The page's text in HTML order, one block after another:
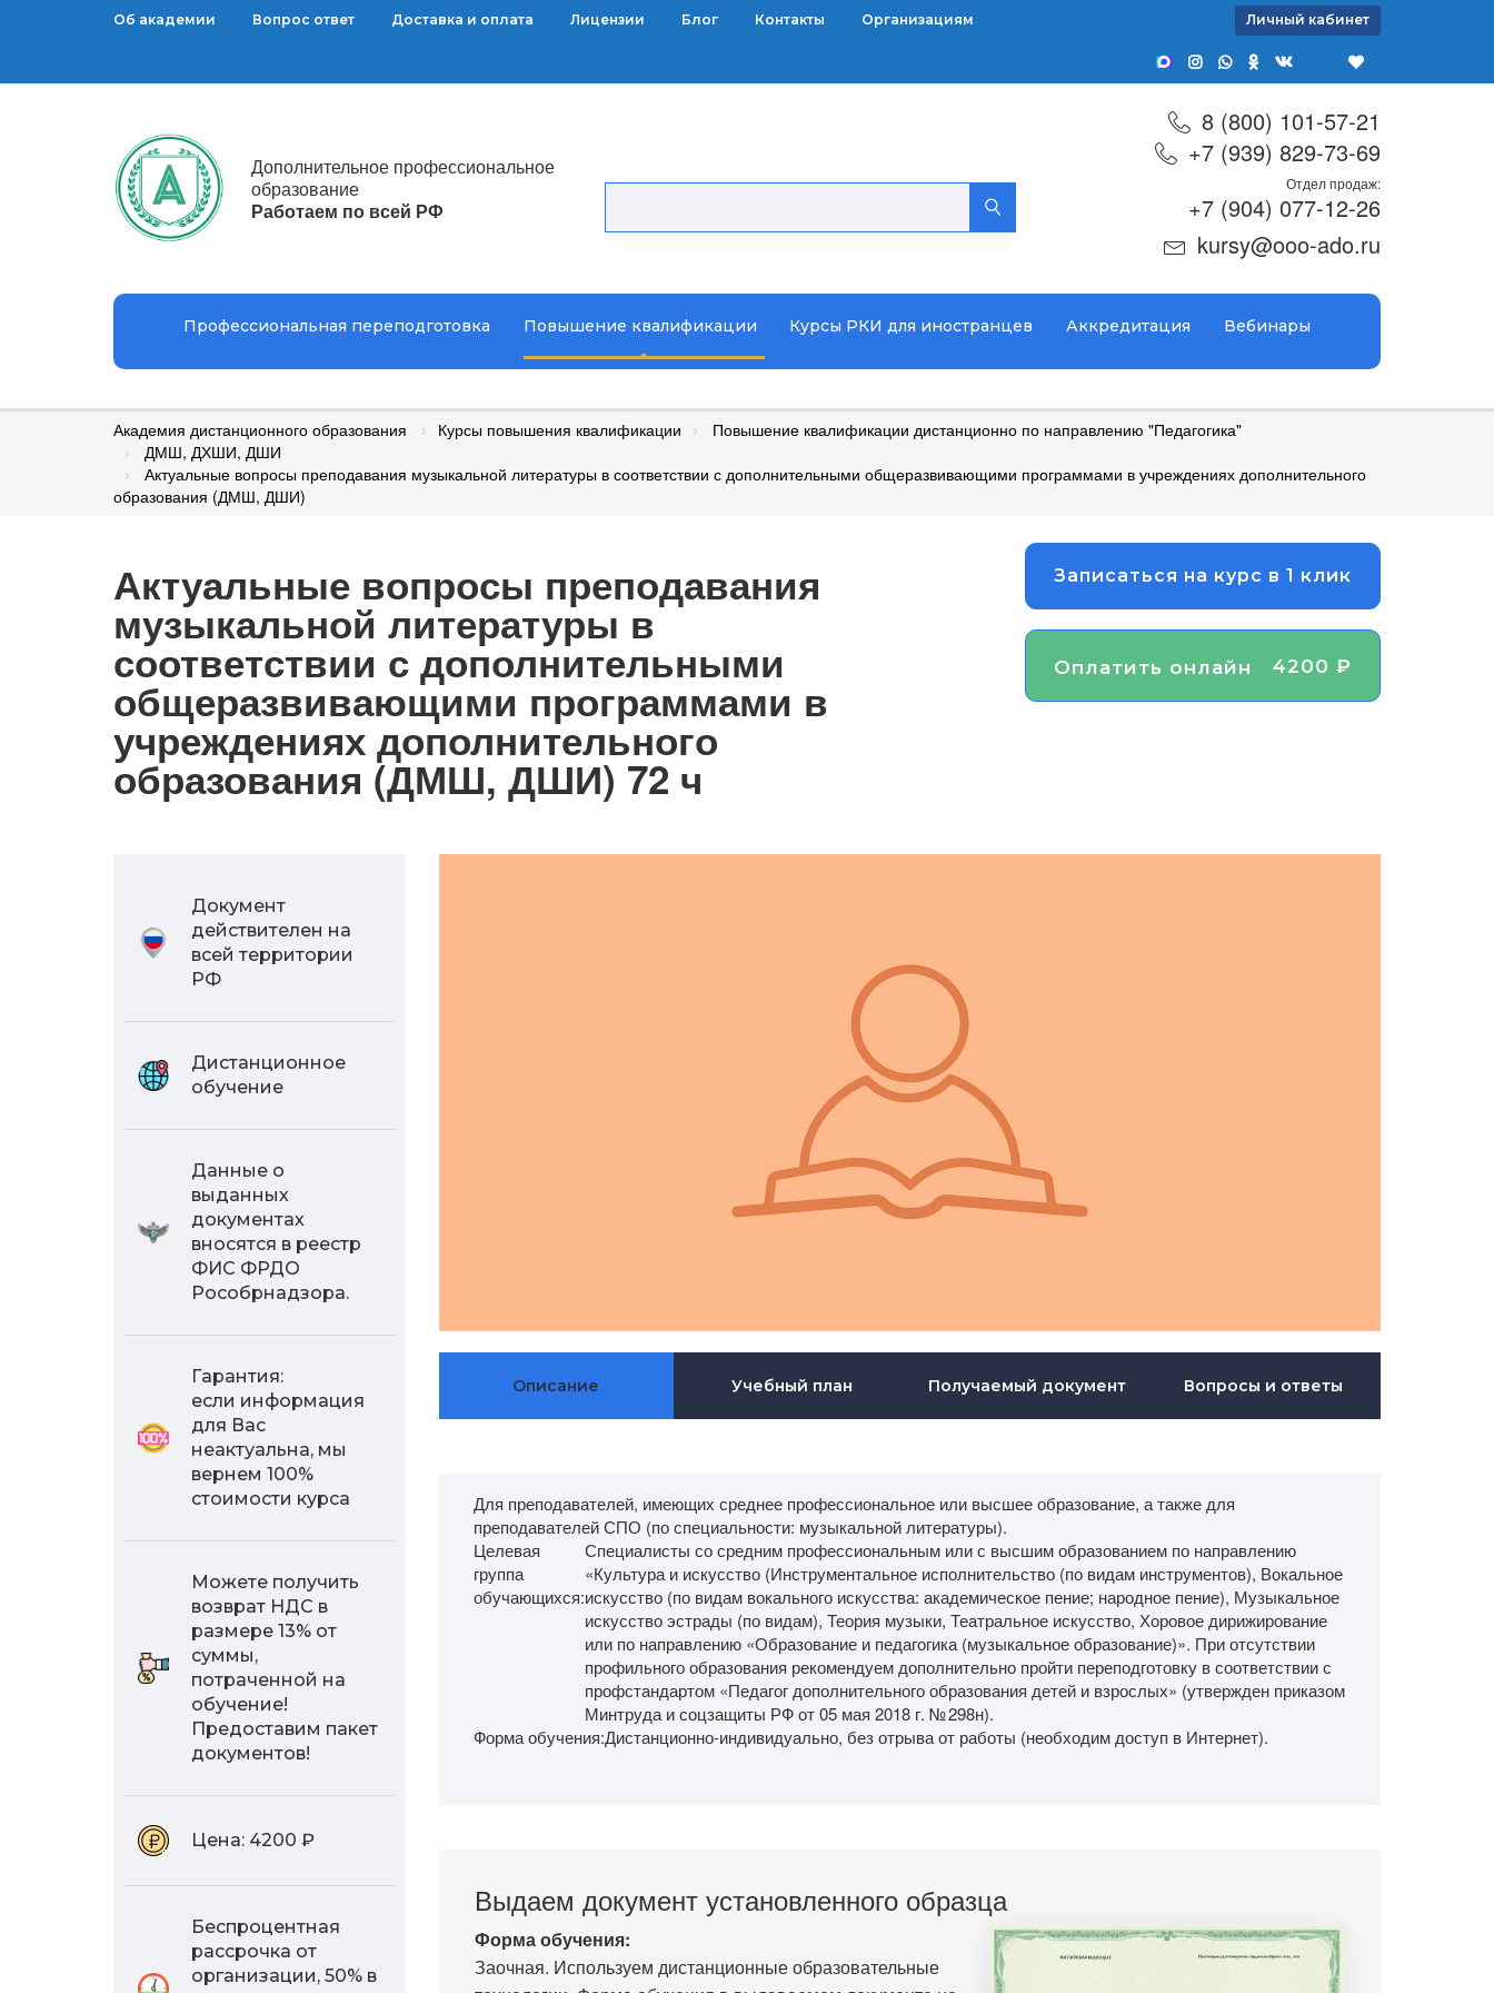
Организациям
Контакты
Блог
Лицензии
Доставка и оплата
Вопрос ответ
Об академии Личный кабинет
Дополнительное профессиональное
образование
Работаем по всей РФ
8 (800) 101-57-21
+7 (939) 829-73-69
Отдел продаж:
+7 (904) 077-12-26
kursy@ooo-ado.ru
Профессиональная переподготовка Повышение квалификации Курсы РКИ для иностранцев Аккредитация Вебинары
Академия дистанционного образования Курсы повышения квалификации
Повышение квалификации дистанционно по направлению "Педагогика"
ДМШ, ДХШИ, ДШИ
Актуальные вопросы преподавания музыкальной литературы в соответствии с дополнительными общеразвивающими программами в учреждениях дополнительного
образования (ДМШ, ДШИ)
Актуальные вопросы преподавания
музыкальной литературы в
соответствии с дополнительными
общеразвивающими программами в
учреждениях дополнительного
образования (ДМШ, ДШИ) 72 ч
Записаться на курс в 1 клик
Оплатить онлайн 4200 ₽
Документ
действителен на
всей территории
РФ
Дистанционное
обучение
Данные о
выданных
документах
вносятся в реестр
ФИС ФРДО
Рособрнадзора.
Гарантия:
если информация
для Вас
неактуальна, мы
вернем 100%
стоимости курса
Можете получить
возврат НДС в
размере 13% от
суммы,
потраченной на
обучение!
Предоставим пакет
документов!
Цена: 4200 ₽
Беспроцентная
рассрочка от
организации, 50% в
Описание Учебный план Получаемый документ Вопросы и ответы
Для преподавателей, имеющих среднее профессиональное или высшее образование, а также для
преподавателей СПО (по специальности: музыкальной литературы).
Целевая
группа
обучающихся:
Специалисты со средним профессиональным или с высшим образованием по направлению
«Культура и искусство (Инструментальное исполнительство (по видам инструментов), Вокальное
искусство (по видам вокального искусства: академическое пение; народное пение), Музыкальное
искусство эстрады (по видам), Теория музыки, Театральное искусство, Хоровое дирижирование
или по направлению «Образование и педагогика (музыкальное образование)». При отсутствии
профильного образования рекомендуем дополнительно пройти переподготовку в соответствии с
профстандартом «Педагог дополнительного образования детей и взрослых» (утвержден приказом
Минтруда и соцзащиты РФ от 05 мая 2018 г. № 298н).
Форма обучения:Дистанционно-индивидуально, без отрыва от работы (необходим доступ в Интернет).
Выдаем документ установленного образца
Форма обучения:
Заочная. Используем дистанционные образовательные